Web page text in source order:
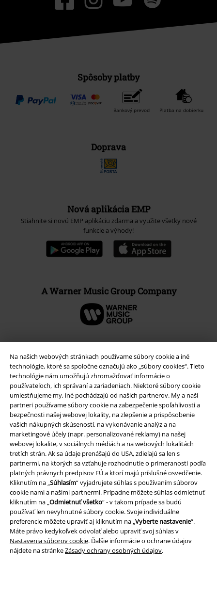
Na našich webových stránkach používame súbory cookie a iné
technológie, ktoré sa spoločne označujú ako „súbory cookies“. Tieto
technológie nám umožňujú zhromažďovať informácie o
používateľoch, ich správaní a zariadeniach. Niektoré súbory cookie
umiestňujeme my, iné pochádzajú od našich partnerov. My a naši
partneri používame súbory cookie na zabezpečenie spoľahlivosti a
bezpečnosti našej webovej lokality, na zlepšenie a prispôsobenie
vašich nákupných skúseností, na vykonávanie analýz a na
marketingové účely (napr. personalizované reklamy) na našej
webovej lokalite, v sociálnych médiách a na webových lokalitách
tretích strán. Ak sa údaje prenášajú do USA, zdieľajú sa len s
partnermi, na ktorých sa vzťahuje rozhodnutie o primeranosti podľa
platných právnych predpisov EÚ a ktorí majú príslušné osvedčenie.
Kliknutím na „Súhlasím“ vyjadrujete súhlas s používaním súborov
cookie nami a našimi partnermi. Prípadne môžete súhlas odmietnuť
kliknutím na „Odmietnuť všetko“ - v takom prípade sa budú
používať len nevyhnutné súbory cookie. Svoje individuálne
preferencie môžete upraviť aj kliknutím na „Vyberte nastavenie“.
Máte právo kedykoľvek odvolať alebo upraviť svoj súhlas v
Nastavenia súborov cookie. Ďalšie informácie o ochrane údajov
nájdete na stránkeZásady ochrany osobných údajov.
Spôsoby platby
Bankový prevod Platba na dobierku
Doprava
Nová aplikácia EMP
Stiahnite si novú EMP aplikáciu zdarma a využite všetky nové
funkcie a výhody!
A Warner Music Group Company
Právne informácie
Podmienky
Imprint
Ochrana osobných údajov
Likvidácia odpadu a ochrana životného prostredia
Vyhlásenie o zhode